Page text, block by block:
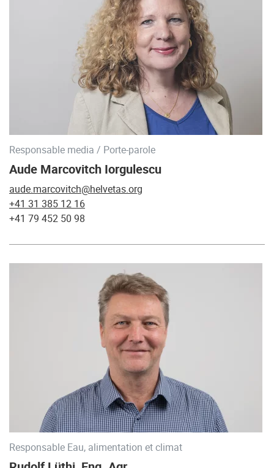
Responsable media / Porte-parole
Aude Marcovitch Iorgulescu
aude.marcovitch@helvetas.org
+41 31 385 12 16
+41 79 452 50 98
Responsable Eau, alimentation et climat